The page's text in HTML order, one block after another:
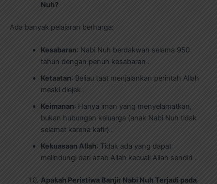
Nuh?
Ada banyak pelajaran berharga:
Kesabaran: Nabi Nuh berdakwah selama 950
tahun dengan penuh kesabaran .
Ketaatan: Beliau taat menjalankan perintah Allah
meski diejek .
Keimanan: Hanya iman yang menyelamatkan,
bukan hubungan keluarga (anak Nabi Nuh tidak
selamat karena kafir) .
Kekuasaan Allah: Tidak ada yang dapat
melindungi dari azab Allah kecuali Allah sendiri .
Apakah Peristiwa Banjir Nabi Nuh Terjadi pada